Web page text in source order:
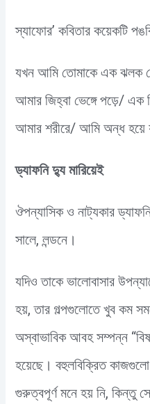
স্যাফোর’ কবিতার কয়েকটি
যখন আমি তোমাকে এক ঝলক
আমার জিহ্বা ভেঙ্গে পড়ে/ এক
আমার শরীরে/ আমি অন্ধ হয়ে
ড্যাফনি দ্যু মারিয়েই
ঔপন্যাসিক ও নাট্যকার
সালে, লন্ডনে।
যদিও তাকে ভালোবাসার
হয়, তার গল্পগুলোতে খুব কম
অস্বাভাবিক আবহ সম্পন্ন
হয়েছে। বহুলবিক্রিত
গুরুত্বপূর্ণ মনে হয় নি, কিন্তু